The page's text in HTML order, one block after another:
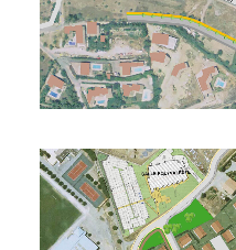
Étude D'impact -